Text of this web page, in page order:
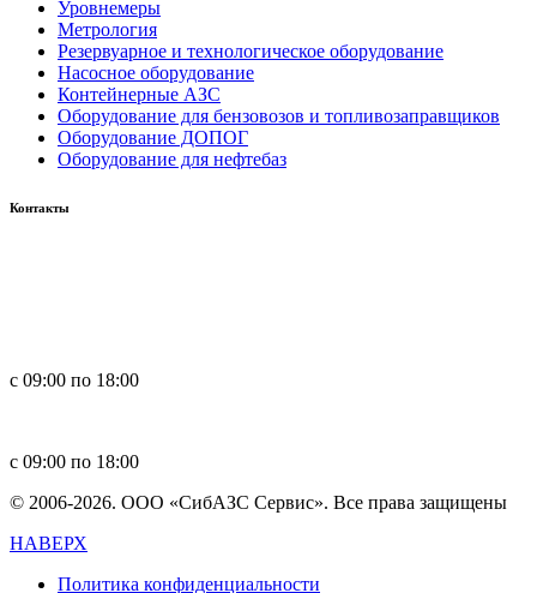
Уровнемеры
Метрология
Резервуарное и технологическое оборудование
Насосное оборудование
Контейнерные АЗС
Оборудование для бензовозов и топливозаправщиков
Оборудование ДОПОГ
Оборудование для нефтебаз
Контакты
с 09:00 по 18:00
с 09:00 по 18:00
© 2006-2026. ООО «СибАЗС Сервис». Все права защищены
НАВЕРХ
Политика конфиденциальности